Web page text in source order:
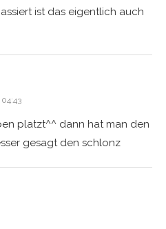
ist das eigentlich auch
platzt^^ dann hat man den
gesagt den schlonz